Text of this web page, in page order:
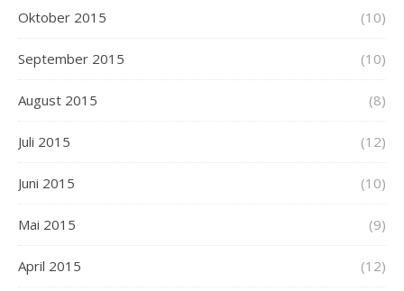
Oktober 2015 (10)
September 2015 (10)
August 2015 (8)
Juli 2015 (12)
Juni 2015 (10)
Mai 2015 (9)
April 2015 (12)